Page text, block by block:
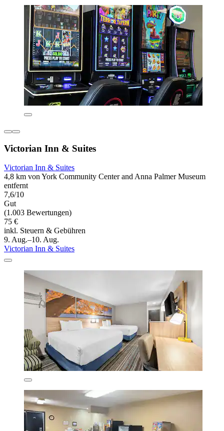
Victorian Inn & Suites
Victorian Inn & Suites
4,8 km von York Community Center and Anna Palmer Museum
entfernt
7,6/10
Gut
(1.003 Bewertungen)
75 €
inkl. Steuern & Gebühren
9. Aug.–10. Aug.
Victorian Inn & Suites